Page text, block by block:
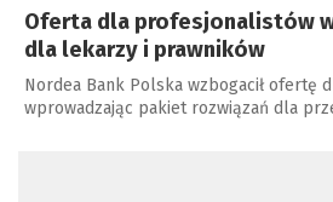
Oferta dla profesjonalistów
dla lekarzy i prawników
Nordea Bank Polska wzbogacił ofertę
wprowadzając pakiet rozwiązań dla